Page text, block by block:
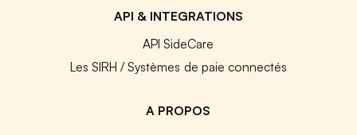
API & INTEGRATIONS
API SideCare
Les SIRH / Systèmes de paie connectés
A PROPOS